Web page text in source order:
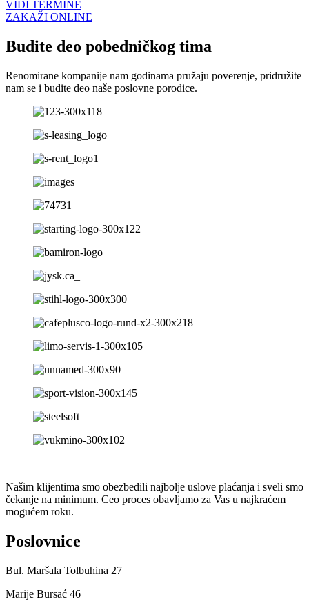
VIDI TERMINE
ZAKAŽI ONLINE
Budite deo pobedničkog tima
Renomirane kompanije nam godinama pružaju poverenje, pridružite
nam se i budite deo naše poslovne porodice.
Našim klijentima smo obezbedili najbolje uslove plaćanja i sveli smo
čekanje na minimum. Ceo proces obavljamo za Vas u najkraćem
mogućem roku.
Poslovnice
Bul. Maršala Tolbuhina 27
Marije Bursać 46